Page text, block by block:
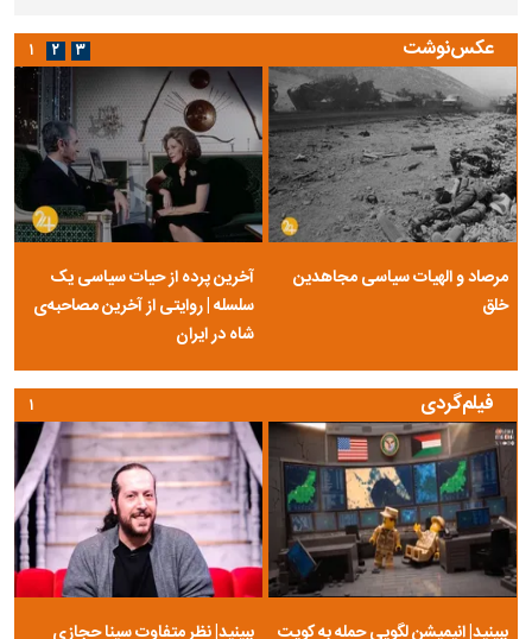
عکس‌نوشت
مرصاد و الهیات سیاسی مجاهدین
خلق
آخرین پرده از حیات سیاسی یک
سلسله | روایتی از آخرین مصاحبه‌ی
شاه در ایران
۱ ۲ ۳
فیلم‌گردی ۱